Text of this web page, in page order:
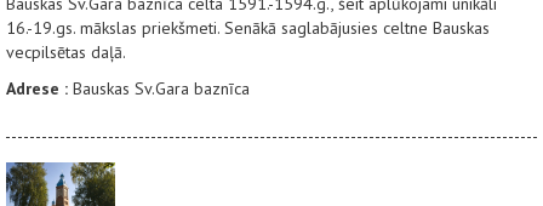
16.-19.gs. mākslas priekšmeti. Senākā saglabājusies celtne Bauskas
vecpilsētas daļā.
Adrese : Bauskas Sv.Gara baznīca